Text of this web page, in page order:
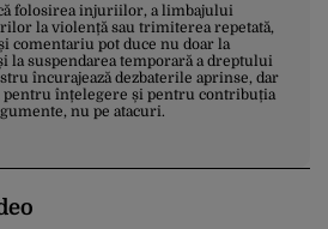
folosirea injuriilor, a limbajului
la violență sau trimiterea repetată,
comentariu pot duce nu doar la
la suspendarea temporară a dreptului
încurajează dezbaterile aprinse, dar
înțelegere și pentru contribuția
nu pe atacuri.